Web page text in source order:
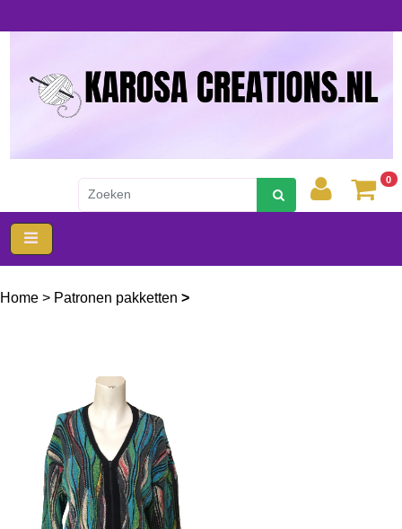
0
Home > Patronen pakketten >